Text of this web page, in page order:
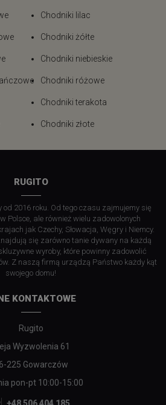
Chodniki lilac
Chodniki żółte
Chodniki niebieskie
Chodniki różowe
Chodniki terakota
Chodniki złote
RUGITO
od 2016 roku. Od tego czasu zajmujemy się
Polsce, ale również wielu zadowolonych
jak Czechy, Słowacja, Węgry i Niemcy.
się zarówno tanie dywany na każdą
wyroby, które powinny zadowolić
Z naszą firmą urządzą Państwo każdy kąt
swojego domu!
KONTAKTOWE
Rugito
Wyzwolenia 61
225 Gowarczów
pon-pt 10:00-15:00